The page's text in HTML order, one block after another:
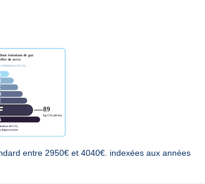
entre 2950€ et 4040€. indexées aux années